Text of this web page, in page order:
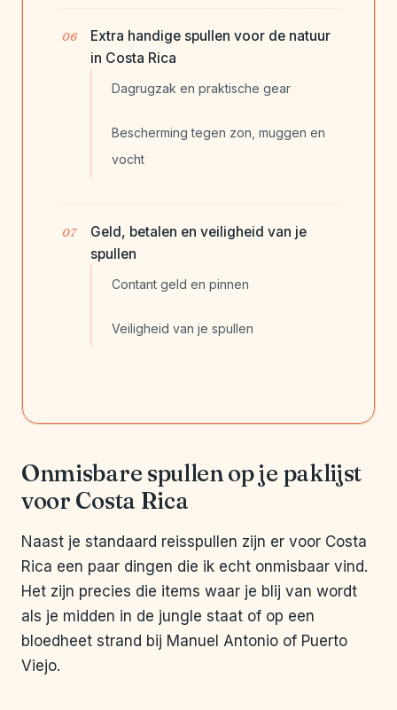
Extra handige spullen voor de natuur
in Costa Rica
Dagrugzak en praktische gear
Bescherming tegen zon, muggen en
vocht
Geld, betalen en veiligheid van je
spullen
Contant geld en pinnen
Veiligheid van je spullen
Onmisbare spullen op je paklijst
voor Costa Rica
Naast je standaard reisspullen zijn er voor Costa
Rica een paar dingen die ik echt onmisbaar vind.
Het zijn precies die items waar je blij van wordt
als je midden in de jungle staat of op een
bloedheet strand bij Manuel Antonio of Puerto
Viejo.